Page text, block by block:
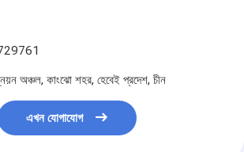
অঞ্চল, কাংঝো শহর, হেবেই প্রদেশ, চীন
এখন যোগাযোগ